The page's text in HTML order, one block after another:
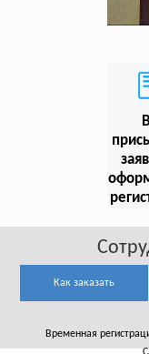
Как заказать
Временная